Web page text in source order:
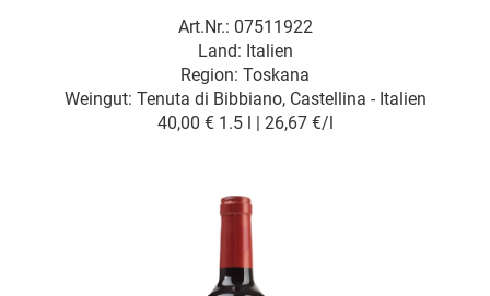
Art.Nr.: 07511922
Weingut: Tenuta di Bibbiano, Castellina - Italien
Land: Italien
Region: Toskana
40,00 € 1.5 l | 26,67 €/l